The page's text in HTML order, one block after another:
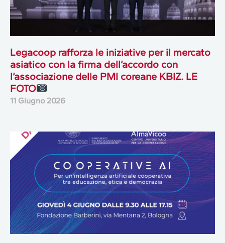
Legacoop rafforza le iniziative per il mercato
asiatico con la firma dell’accordo con
l’associazione delle PMI coreane KBIZ. LE
FOTO
11 Giugno 2026